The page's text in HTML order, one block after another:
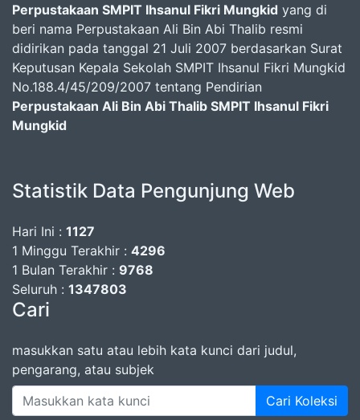
Perpustakaan SMPIT Ihsanul Fikri Mungkid yang di
beri nama Perpustakaan Ali Bin Abi Thalib resmi
didirikan pada tanggal 21 Juli 2007 berdasarkan Surat
Keputusan Kepala Sekolah SMPIT Ihsanul Fikri Mungkid
No.188.4/45/209/2007 tentang Pendirian
Perpustakaan Ali Bin Abi Thalib SMPIT Ihsanul Fikri
Mungkid
Statistik Data Pengunjung Web
Hari Ini : 1127
1 Minggu Terakhir : 4296
1 Bulan Terakhir : 9768
Seluruh : 1347803
Cari
masukkan satu atau lebih kata kunci dari judul,
pengarang, atau subjek
Cari Koleksi